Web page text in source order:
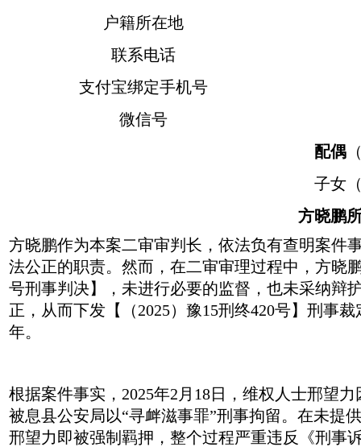
户籍所在地
联系电话
支付宝绑定手机号
微信号
配偶
子女
方晓鹏
方晓鹏作为本案二审审判长，依法负有查明案件
法公正的职责。然而，在二审审理过程中，方晓
号刑事判决】，未进行必要的监督，也未采纳辩
正，从而下发【（2025）豫15刑终420号】刑事
年。
根据案件事实，2025年2月18日，维权人士邢望
被息县公安局以“寻衅滋事罪”刑事拘留。在未提
邢望力即被强制羁押，整个过程严重违反《刑事